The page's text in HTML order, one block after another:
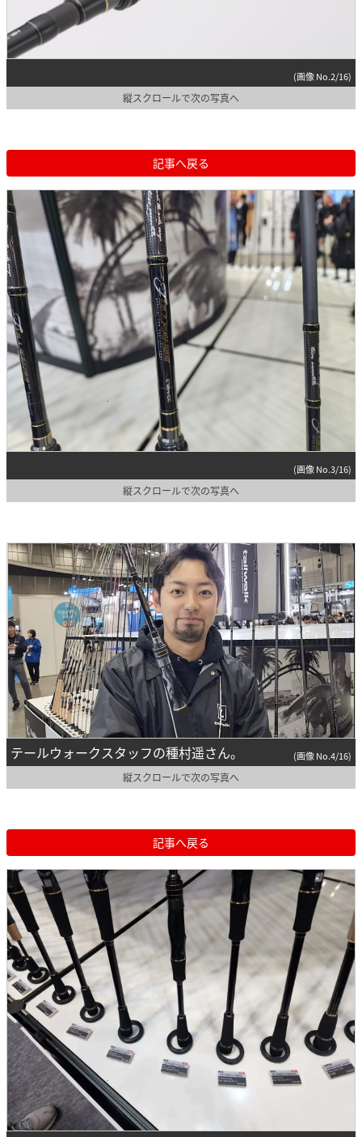
(画像 No.2/16)
縦スクロールで次の写真へ
記事へ戻る
(画像 No.3/16)
縦スクロールで次の写真へ
テールウォークスタッフの種村遥さん。 (画像 No.4/16)
縦スクロールで次の写真へ
記事へ戻る